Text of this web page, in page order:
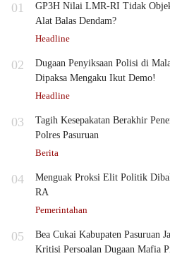
01
GP3H Nilai LMR-RI Tidak
Alat Balas Dendam?
Headline
02
Dugaan Penyiksaan Polisi di
Dipaksa Mengaku Ikut Demo!
Headline
03
Tagih Kesepakatan Berakhir
Polres Pasuruan
Berita
04
Menguak Proksi Elit Politik
RA
Pemerintahan
05
Bea Cukai Kabupaten Pasuruan
Kritisi Persoalan Dugaan Mafia